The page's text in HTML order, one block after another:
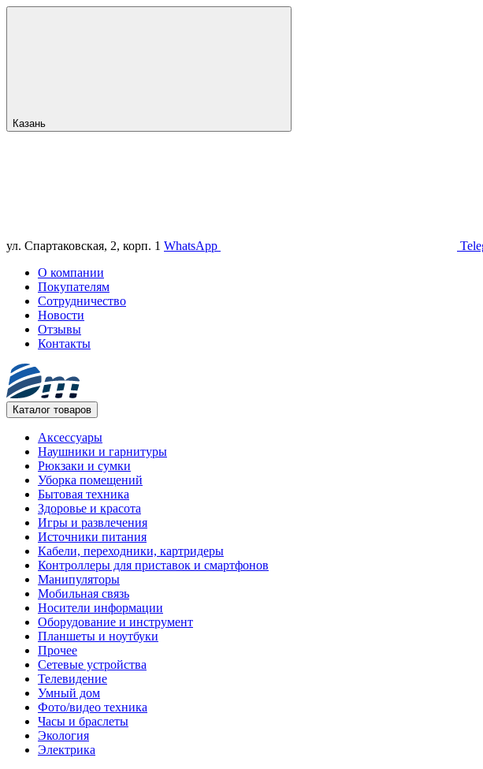
Казань
ул. Спартаковская, 2, корп. 1 WhatsApp
О компании
Покупателям
Сотрудничество
Новости
Отзывы
Контакты
Каталог товаров
Аксессуары
Наушники и гарнитуры
Рюкзаки и сумки
Уборка помещений
Бытовая техника
Здоровье и красота
Игры и развлечения
Источники питания
Кабели, переходники, картридеры
Контроллеры для приставок и смартфонов
Манипуляторы
Мобильная связь
Носители информации
Оборудование и инструмент
Планшеты и ноутбуки
Прочее
Сетевые устройства
Телевидение
Умный дом
Фото/видео техника
Часы и браслеты
Экология
Электрика